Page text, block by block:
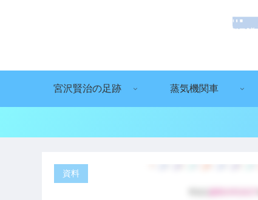
宮沢賢治の足跡 蒸気機関車
資料